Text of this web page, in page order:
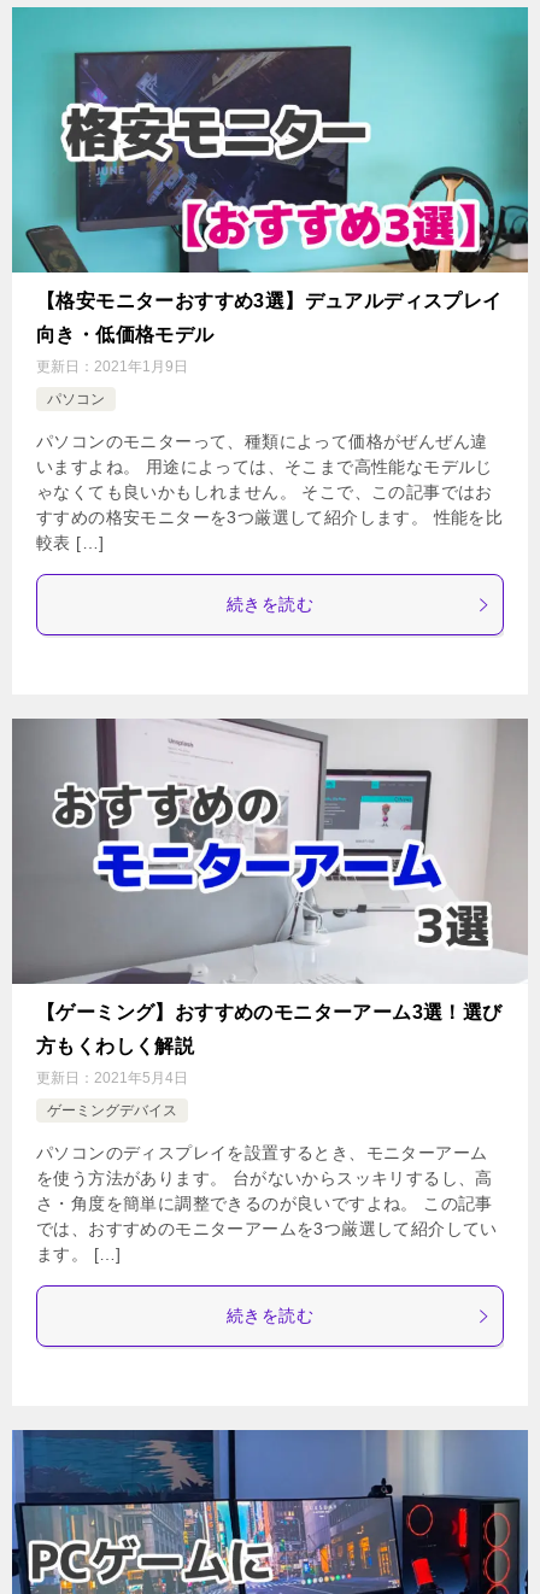
【格安モニターおすすめ3選】デュアルディスプレイ
向き・低価格モデル
更新日： 2021年1月9日
パソコン
パソコンのモニターって、種類によって価格がぜんぜん違
いますよね。 用途によっては、そこまで高性能なモデルじ
ゃなくても良いかもしれません。 そこで、この記事ではお
すすめの格安モニターを3つ厳選して紹介します。 性能を比
較表 […]
続きを読む
【ゲーミング】おすすめのモニターアーム3選！選び
方もくわしく解説
更新日： 2021年5月4日
ゲーミングデバイス
パソコンのディスプレイを設置するとき、モニターアーム
を使う方法があります。 台がないからスッキリするし、高
さ・角度を簡単に調整できるのが良いですよね。 この記事
では、おすすめのモニターアームを3つ厳選して紹介してい
ます。 […]
続きを読む